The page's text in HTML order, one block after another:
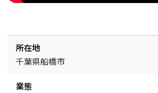
所在地
千葉県船橋市
業態